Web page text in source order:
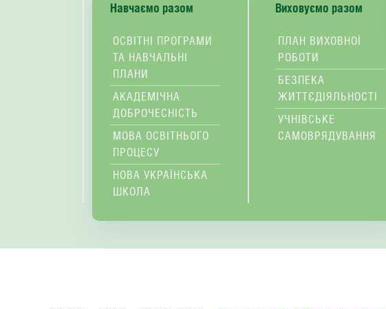
Навчаємо разом
ОСВІТНІ ПРОГРАМИ
ТА НАВЧАЛЬНІ
ПЛАНИ
АКАДЕМІЧНА
ДОБРОЧЕСНІСТЬ
МОВА ОСВІТНЬОГО
ПРОЦЕСУ
НОВА УКРАЇНСЬКА
ШКОЛА
Виховуємо разом
ПЛАН ВИХОВНОЇ
РОБОТИ
БЕЗПЕКА
ЖИТТЄДІЯЛЬНОСТІ
УЧНІВСЬКЕ
САМОВРЯДУВАННЯ